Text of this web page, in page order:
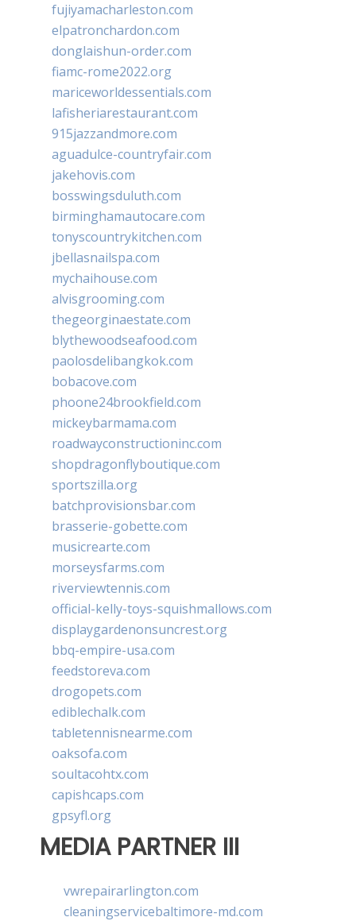
fujiyamacharleston.com
elpatronchardon.com
donglaishun-order.com
fiamc-rome2022.org
mariceworldessentials.com
lafisheriarestaurant.com
915jazzandmore.com
aguadulce-countryfair.com
jakehovis.com
bosswingsduluth.com
birminghamautocare.com
tonyscountrykitchen.com
jbellasnailspa.com
mychaihouse.com
alvisgrooming.com
thegeorginaestate.com
blythewoodseafood.com
paolosdelibangkok.com
bobacove.com
phoone24brookfield.com
mickeybarmama.com
roadwayconstructioninc.com
shopdragonflyboutique.com
sportszilla.org
batchprovisionsbar.com
brasserie-gobette.com
musicrearte.com
morseysfarms.com
riverviewtennis.com
official-kelly-toys-squishmallows.com
displaygardenonsuncrest.org
bbq-empire-usa.com
feedstoreva.com
drogopets.com
ediblechalk.com
tabletennisnearme.com
oaksofa.com
soultacohtx.com
capishcaps.com
gpsyfl.org
MEDIA PARTNER III
vwrepairarlington.com
cleaningservicebaltimore-md.com